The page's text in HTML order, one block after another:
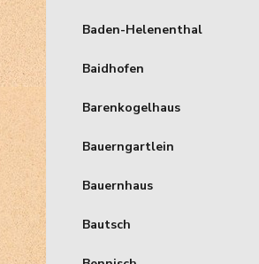
Baden-Helenenthal
Baidhofen
Barenkogelhaus
Bauerngartlein
Bauernhaus
Bautsch